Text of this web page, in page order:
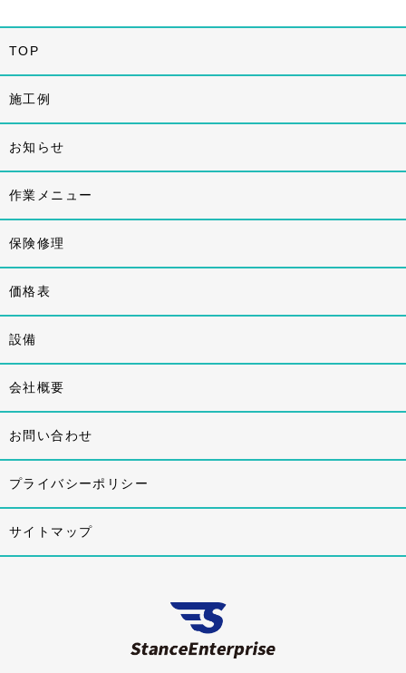
TOP
施工例
お知らせ
作業メニュー
保険修理
価格表
設備
会社概要
お問い合わせ
プライバシーポリシー
サイトマップ